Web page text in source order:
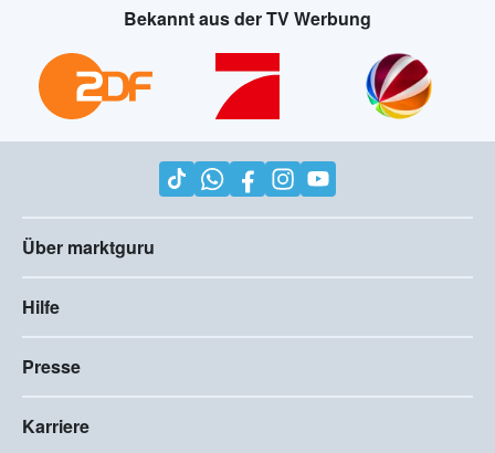
Bekannt aus der TV Werbung
Über marktguru
Hilfe
Presse
Karriere